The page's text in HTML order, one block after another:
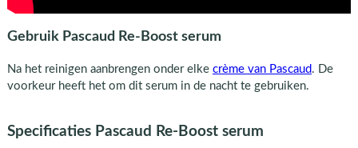
Gebruik Pascaud Re-Boost serum
Na het reinigen aanbrengen onder elke crème van Pascaud . De
voorkeur heeft het om dit serum in de nacht te gebruiken.
Specificaties Pascaud Re-Boost serum